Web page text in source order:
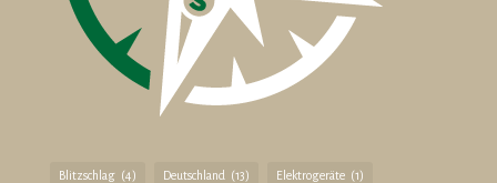
Blitzschlag (4) Deutschland (13) Elektrogeräte (1)